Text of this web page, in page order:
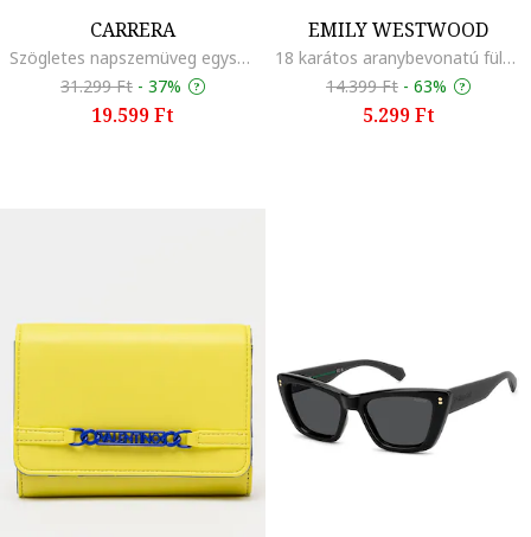
CARRERA
Szögletes napszemüveg egyszínű lencsékkel, Fekete
31.299 Ft - 37%
19.599 Ft
EMILY WESTWOOD
18 karátos aranybevonatú fülbevaló, Aranyszín
14.399 Ft - 63%
5.299 Ft